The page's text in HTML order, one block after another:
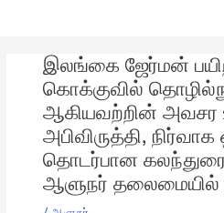
இலங்கை ஜேர்மன்
கொக்குவில்
ஆகியவற்றின் அவசர
அபிவிருத்தி,
தொடர்பான
ஆளுநர் தலைமையில்
navigation